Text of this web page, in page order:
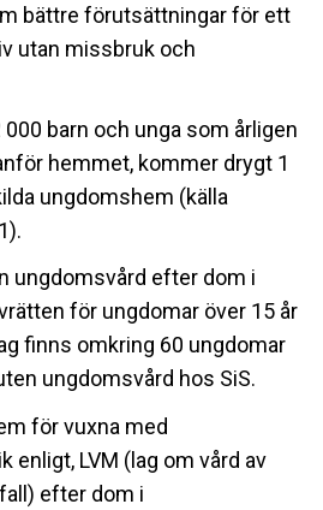
bättre förutsättningar för ett
utan missbruk och
barn och unga som årligen
hemmet, kommer drygt 1
ungdomshem (källa
ungdomsvård efter dom i
för ungdomar över 15 år
finns omkring 60 ungdomar
ungdomsvård hos SiS.
för vuxna med
enligt, LVM (lag om vård av
efter dom i